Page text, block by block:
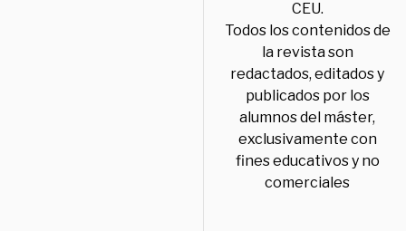
CEU.
Todos los contenidos de
la revista son
redactados, editados y
publicados por los
alumnos del máster,
exclusivamente con
fines educativos y no
comerciales